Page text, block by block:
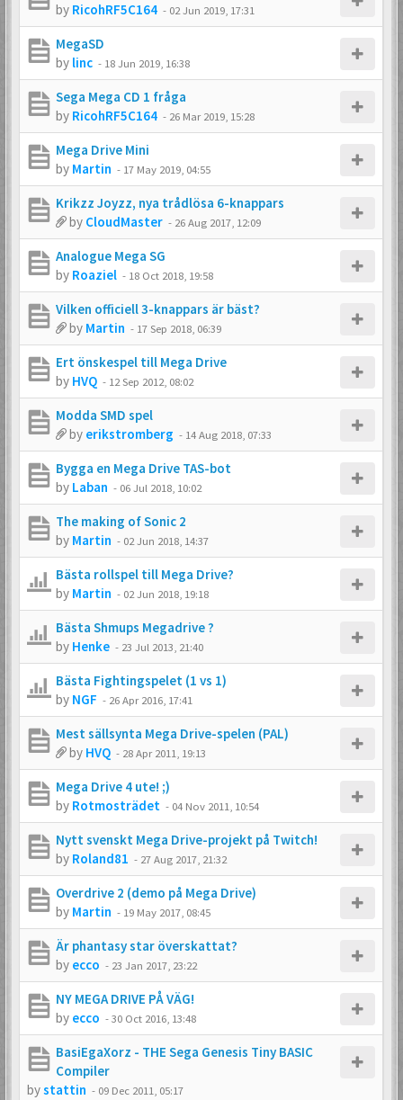
by RicohRF5C164 - 02 Jun 2019, 17:31
MegaSD
by linc - 18 Jun 2019, 16:38
Sega Mega CD 1 fråga
by RicohRF5C164 - 26 Mar 2019, 15:28
Mega Drive Mini
by Martin - 17 May 2019, 04:55
Krikzz Joyzz, nya trådlösa 6-knappars
by CloudMaster - 26 Aug 2017, 12:09
Analogue Mega SG
by Roaziel - 18 Oct 2018, 19:58
Vilken officiell 3-knappars är bäst?
by Martin - 17 Sep 2018, 06:39
Ert önskespel till Mega Drive
by HVQ - 12 Sep 2012, 08:02
Modda SMD spel
by erikstromberg - 14 Aug 2018, 07:33
Bygga en Mega Drive TAS-bot
by Laban - 06 Jul 2018, 10:02
The making of Sonic 2
by Martin - 02 Jun 2018, 14:37
Bästa rollspel till Mega Drive?
by Martin - 02 Jun 2018, 19:18
Bästa Shmups Megadrive ?
by Henke - 23 Jul 2013, 21:40
Bästa Fightingspelet (1 vs 1)
by NGF - 26 Apr 2016, 17:41
Mest sällsynta Mega Drive-spelen (PAL)
by HVQ - 28 Apr 2011, 19:13
Mega Drive 4 ute! ;)
by Rotmosträdet - 04 Nov 2011, 10:54
Nytt svenskt Mega Drive-projekt på Twitch!
by Roland81 - 27 Aug 2017, 21:32
Overdrive 2 (demo på Mega Drive)
by Martin - 19 May 2017, 08:45
Är phantasy star överskattat?
by ecco - 23 Jan 2017, 23:22
NY MEGA DRIVE PÅ VÄG!
by ecco -30 Oct 2016, 13:48
BasiEgaXorz - THE Sega Genesis Tiny BASIC
Compiler
bystattin - 09 Dec 2011, 05:17